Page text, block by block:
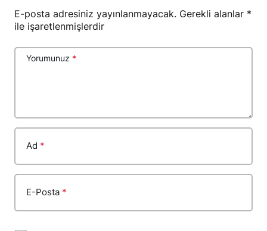
E-posta adresiniz yayınlanmayacak. Gerekli alanlar *
ile işaretlenmişlerdir
Yorumunuz *
Ad *
E-Posta *